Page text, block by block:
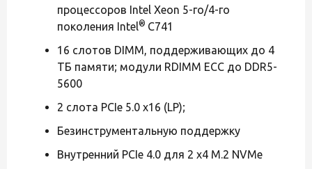
процессоров Intel Xeon 5-го/4-го
поколения Intel® C741
16 слотов DIMM, поддерживающих до 4
ТБ памяти; модули RDIMM ECC до DDR5-
5600
2 слота PCIe 5.0 x16 (LP);
Безинструментальную поддержку
Внутренний PCIe 4.0 для 2 x4 M.2 NVMe